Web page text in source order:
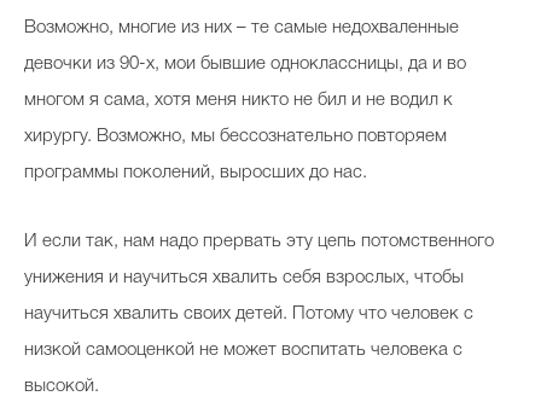
Возможно, многие из них – те самые недохваленные
девочки из 90-х, мои бывшие одноклассницы, да и во
многом я сама, хотя меня никто не бил и не водил к
хирургу. Возможно, мы бессознательно повторяем
программы поколений, выросших до нас.
И если так, нам надо прервать эту цепь потомственного
унижения и научиться хвалить себя взрослых, чтобы
научиться хвалить своих детей. Потому что человек с
низкой самооценкой не может воспитать человека с
высокой.